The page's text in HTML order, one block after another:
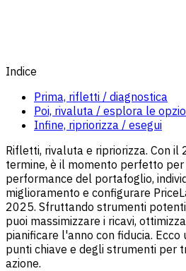
Indice
Prima, rifletti / diagnostica
Poi, rivaluta / esplora le
Infine, ripriorizza / esegui
Rifletti, rivaluta e ripriorizza. Con il
termine, è il momento perfetto
performance del portafoglio,
miglioramento e configurare
2025. Sfruttando strumenti
puoi massimizzare i ricavi,
pianificare l'anno con fiducia. Ecco
punti chiave e degli strumenti per
azione.